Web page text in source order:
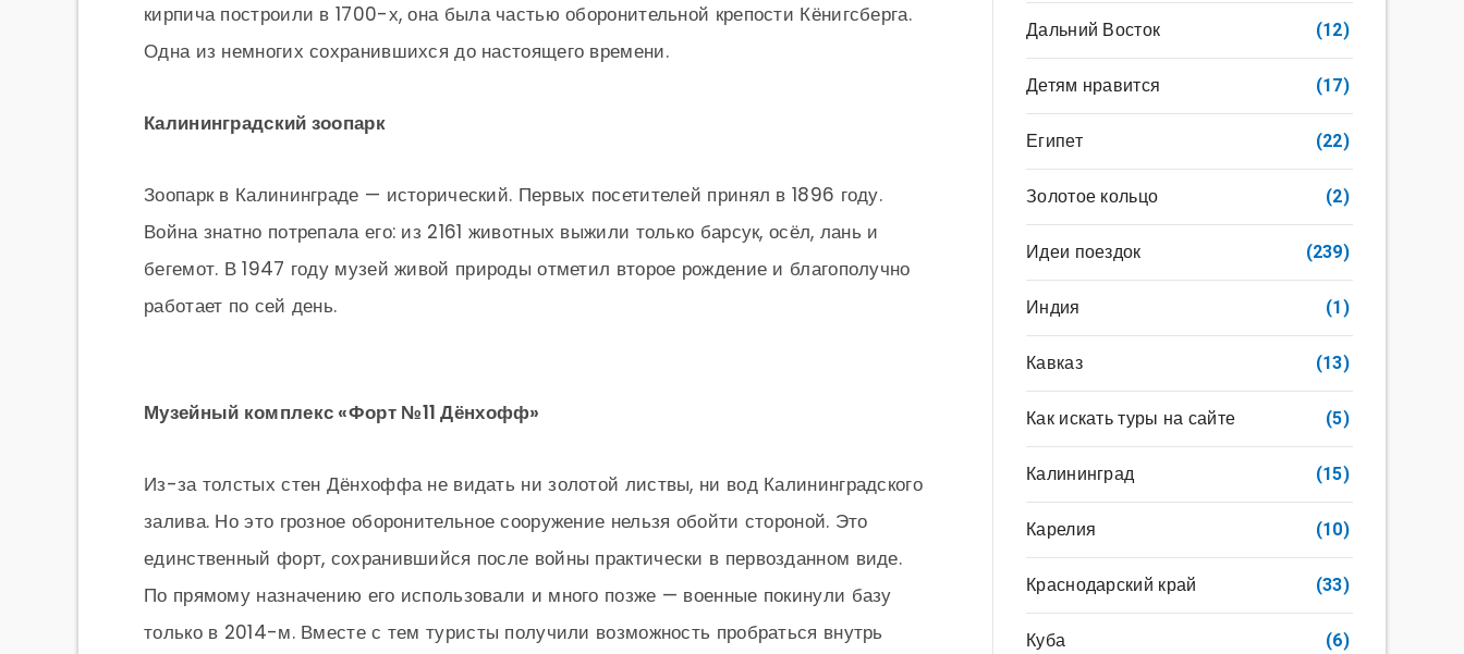
кирпича построили в 1700-х, она была частью оборонительной крепости Кёнигсберга.
Одна из немногих сохранившихся до настоящего времени.
Калининградский зоопарк
Зоопарк в Калининграде — исторический. Первых посетителей принял в 1896 году.
Война знатно потрепала его: из 2161 животных выжили только барсук, осёл, лань и
бегемот. В 1947 году музей живой природы отметил второе рождение и благополучно
работает по сей день.
Музейный комплекс «Форт №11 Дёнхофф»
Из-за толстых стен Дёнхоффа не видать ни золотой листвы, ни вод Калининградского
залива. Но это грозное оборонительное сооружение нельзя обойти стороной. Это
единственный форт, сохранившийся после войны практически в первозданном виде.
По прямому назначению его использовали и много позже — военные покинули базу
только в 2014-м. Вместе с тем туристы получили возможность пробраться внутрь
Дальний Восток (12)
Детям нравится (17)
Египет (22)
Золотое кольцо (2)
Идеи поездок (239)
Индия (1)
Кавказ (13)
Как искать туры на сайте (5)
Калининград (15)
Карелия (10)
Краснодарский край (33)
Куба (6)